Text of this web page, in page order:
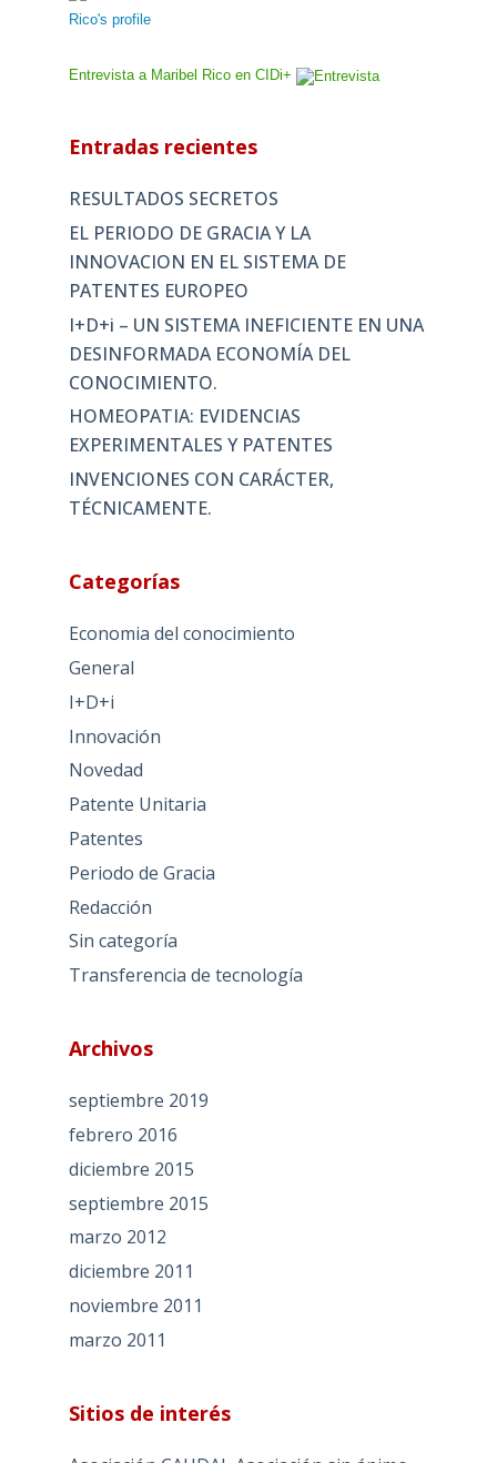
Rico's profile
Entrevista a Maribel Rico en CIDi+
Entradas recientes
RESULTADOS SECRETOS
EL PERIODO DE GRACIA Y LA
INNOVACION EN EL SISTEMA DE
PATENTES EUROPEO
I+D+i – UN SISTEMA INEFICIENTE EN UNA
DESINFORMADA ECONOMÍA DEL
CONOCIMIENTO.
HOMEOPATIA: EVIDENCIAS
EXPERIMENTALES Y PATENTES
INVENCIONES CON CARÁCTER,
TÉCNICAMENTE.
Categorías
Economia del conocimiento
General
I+D+i
Innovación
Novedad
Patente Unitaria
Patentes
Periodo de Gracia
Redacción
Sin categoría
Transferencia de tecnología
Archivos
septiembre 2019
febrero 2016
diciembre 2015
septiembre 2015
marzo 2012
diciembre 2011
noviembre 2011
marzo 2011
Sitios de interés